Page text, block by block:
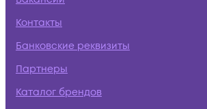
Контакты
Банковские реквизиты
Партнеры
Каталог брендов